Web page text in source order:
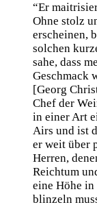
“Er
Ohne stolz
erscheinen,
solchen
sahe, dass
Geschmack
[Georg
Chef der
in einer Art
Airs und ist
er weit über
Herren,
Reichtum
eine Höhe in
blinzeln